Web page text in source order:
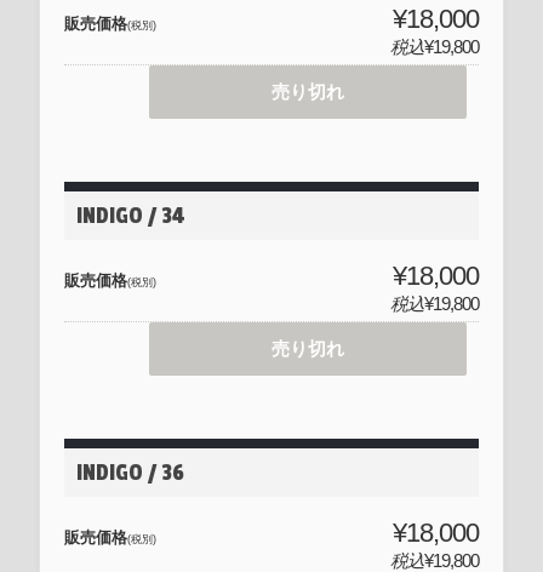
販売価格(税別) ¥18,000
税込¥19,800
売り切れ
INDIGO / 34
販売価格(税別) ¥18,000
税込¥19,800
売り切れ
INDIGO / 36
販売価格(税別) ¥18,000
税込¥19,800